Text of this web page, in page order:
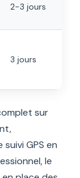
2-3 jours
3 jours
sur
GPS en
le